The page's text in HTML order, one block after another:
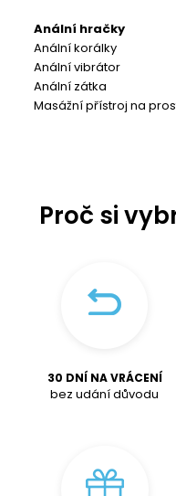
Anální hračky
Anální korálky
Anální vibrátor
Anální zátka
Masážní přístroj na
Proč si
30 DNÍ NA VRÁCENÍ
bez udání důvodu